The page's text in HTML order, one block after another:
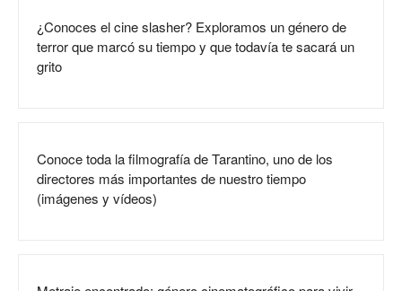
¿Conoces el cine slasher? Exploramos un género de
terror que marcó su tiempo y que todavía te sacará un
grito
Conoce toda la filmografía de Tarantino, uno de los
directores más importantes de nuestro tiempo
(imágenes y vídeos)